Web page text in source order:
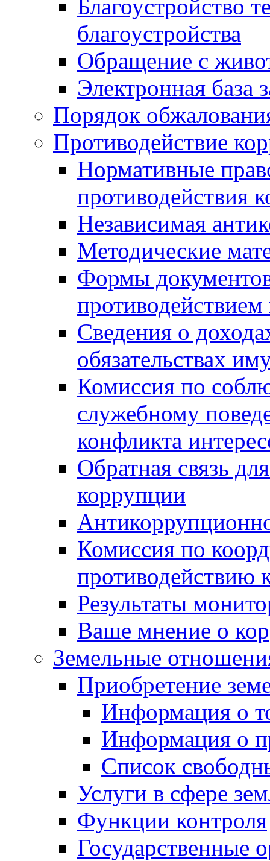
Благоустройство
благоустройства
Обращение с
Электронная база
Порядок
Противодействие
Нормативные
противодействия
Независимая
Методические
Формы
Сведения о
обязательствах
Комиссия по
служебному
конфликта
Обратная связь
коррупции
Комиссия по
противодействию
Результаты
Ваше мнение о
Земельные
Приобретение
Информация о
Информация о
Список
Услуги в сфере
Функции контроля
Государственные